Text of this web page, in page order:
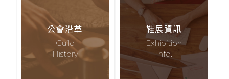
公會沿革
Guild
History
鞋展資訊
Exhibition
Info.